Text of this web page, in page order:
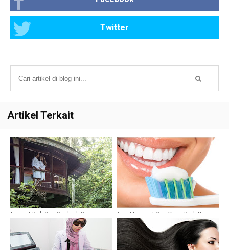
Twitter
Artikel Terkait
Tempat Bali Spa Guide di Spaongo
Tips Merawat Gigi Yang Baik Dan
Benar